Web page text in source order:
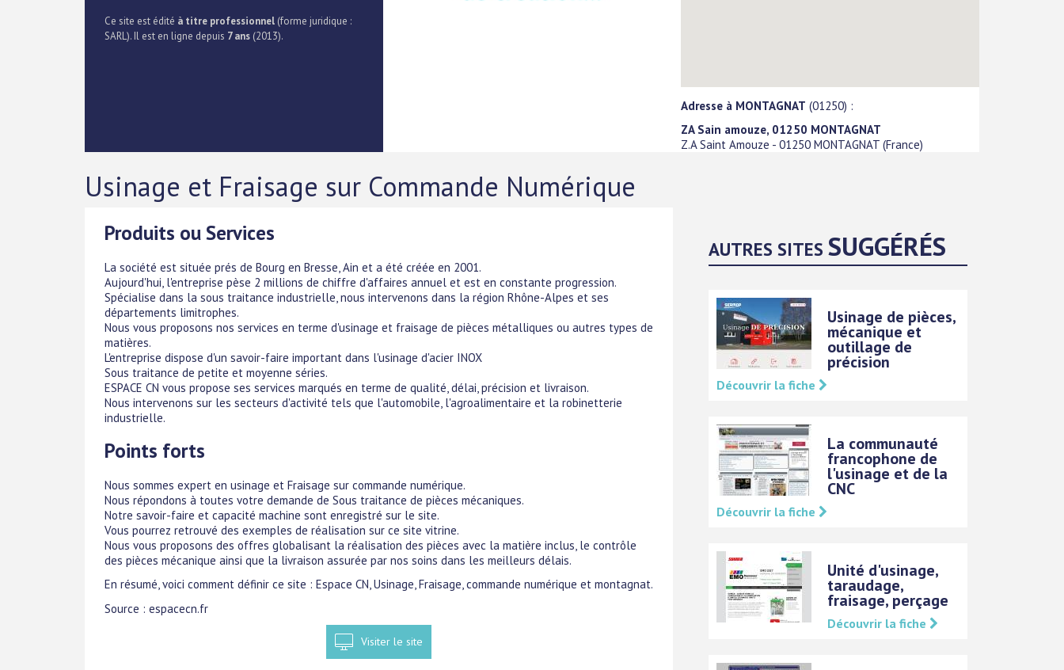
Ce site est édité à titre professionnel (forme juridique :
SARL). Il est en ligne depuis 7 ans (2013).
Adresse à MONTAGNAT (01250) :
ZA Sain amouze, 01250 MONTAGNAT
Z.A Saint Amouze -01250 MONTAGNAT (France)
Usinage et Fraisage sur Commande Numérique
Produits ou Services
La société est située prés de Bourg en Bresse, Ain et a été créée en 2001.
Aujourd'hui, l'entreprise pèse 2 millions de chiffre d'affaires annuel et est en constante progression.
Spécialise dans la sous traitance industrielle, nous intervenons dans la région Rhône-Alpes et ses
départements limitrophes.
Nous vous proposons nos services en terme d'usinage et fraisage de pièces métalliques ou autres types de
matières.
L'entreprise dispose d'un savoir-faire important dans l'usinage d'acier INOX
Sous traitance de petite et moyenne séries.
ESPACE CN vous propose ses services marqués en terme de qualité, délai, précision et livraison.
Nous intervenons sur les secteurs d'activité tels que l'automobile, l'agroalimentaire et la robinetterie
industrielle.
Points forts
Nous sommes expert en usinage et Fraisage sur commande numérique.
Nous répondons à toutes votre demande de Sous traitance de pièces mécaniques.
Notre savoir-faire et capacité machine sont enregistré sur le site.
Vous pourrez retrouvé des exemples de réalisation sur ce site vitrine.
Nous vous proposons des offres globalisant la réalisation des pièces avec la matière inclus, le contrôle
des pièces mécanique ainsi que la livraison assurée par nos soins dans les meilleurs délais.
En résumé, voici comment définir ce site : Espace CN, Usinage, Fraisage, commande numérique et montagnat.
Source : espacecn.fr
Visiter le site
AUTRES SITESSUGGÉRÉS
Usinage de pièces,
mécanique et
outillage de
précision
Découvrir la fiche
La communauté
francophone de
l'usinage et de la
CNC
Découvrir la fiche
Unité d'usinage,
taraudage,
fraisage, perçage
Découvrir la fiche